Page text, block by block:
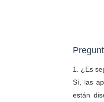
1. ¿Es
Sí, las
están